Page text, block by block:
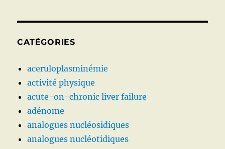
CATÉGORIES
aceruloplasminémie
activité physique
acute-on-chronic liver failure
adénome
analogues nucléosidiques
analogues nucléotidiques